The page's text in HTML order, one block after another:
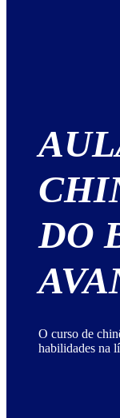
DO
O curso de
habilidades na